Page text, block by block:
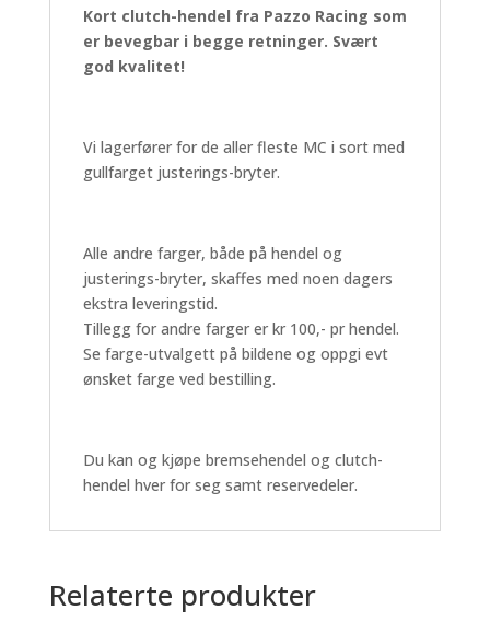
Kort clutch-hendel fra Pazzo Racing som
er bevegbar i begge retninger. Svært
god kvalitet!
Vi lagerfører for de aller fleste MC i sort med
gullfarget justerings-bryter.
Alle andre farger, både på hendel og
justerings-bryter, skaffes med noen dagers
ekstra leveringstid.
Tillegg for andre farger er kr 100,- pr hendel.
Se farge-utvalgett på bildene og oppgi evt
ønsket farge ved bestilling.
Du kan og kjøpe bremsehendel og clutch-
hendel hver for seg samt reservedeler.
Relaterte produkter